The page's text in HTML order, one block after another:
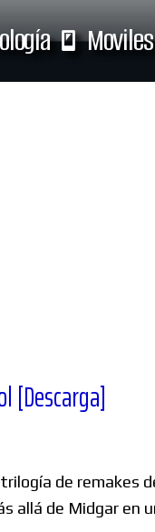
Moviles
Windows
[Descarga]
de remakes
allá de Midgar en